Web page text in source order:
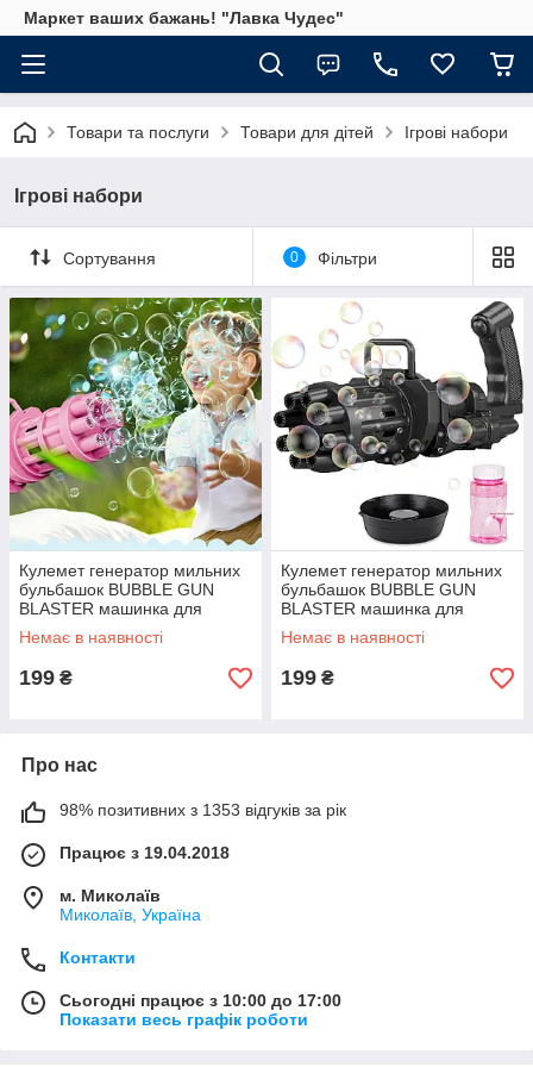
Маркет ваших бажань! "Лавка Чудес"
Товари та послуги Товари для дітей Ігрові набори
Ігрові набори
Сортування 0 Фільтри
Кулемет генератор мильних
бульбашок BUBBLE GUN
BLASTER машинка для
бульбашок автомат рожевий
Немає в наявності
199 ₴
Кулемет генератор мильних
бульбашок BUBBLE GUN
BLASTER машинка для
бульбашок автомат чорний
Немає в наявності
199 ₴
Про нас
98% позитивних з 1353 відгуків за рік
Працює з 19.04.2018
м. Миколаїв
Миколаїв, Україна
Контакти
Сьогодні працює з 10:00 до 17:00
Показати весь графік роботи